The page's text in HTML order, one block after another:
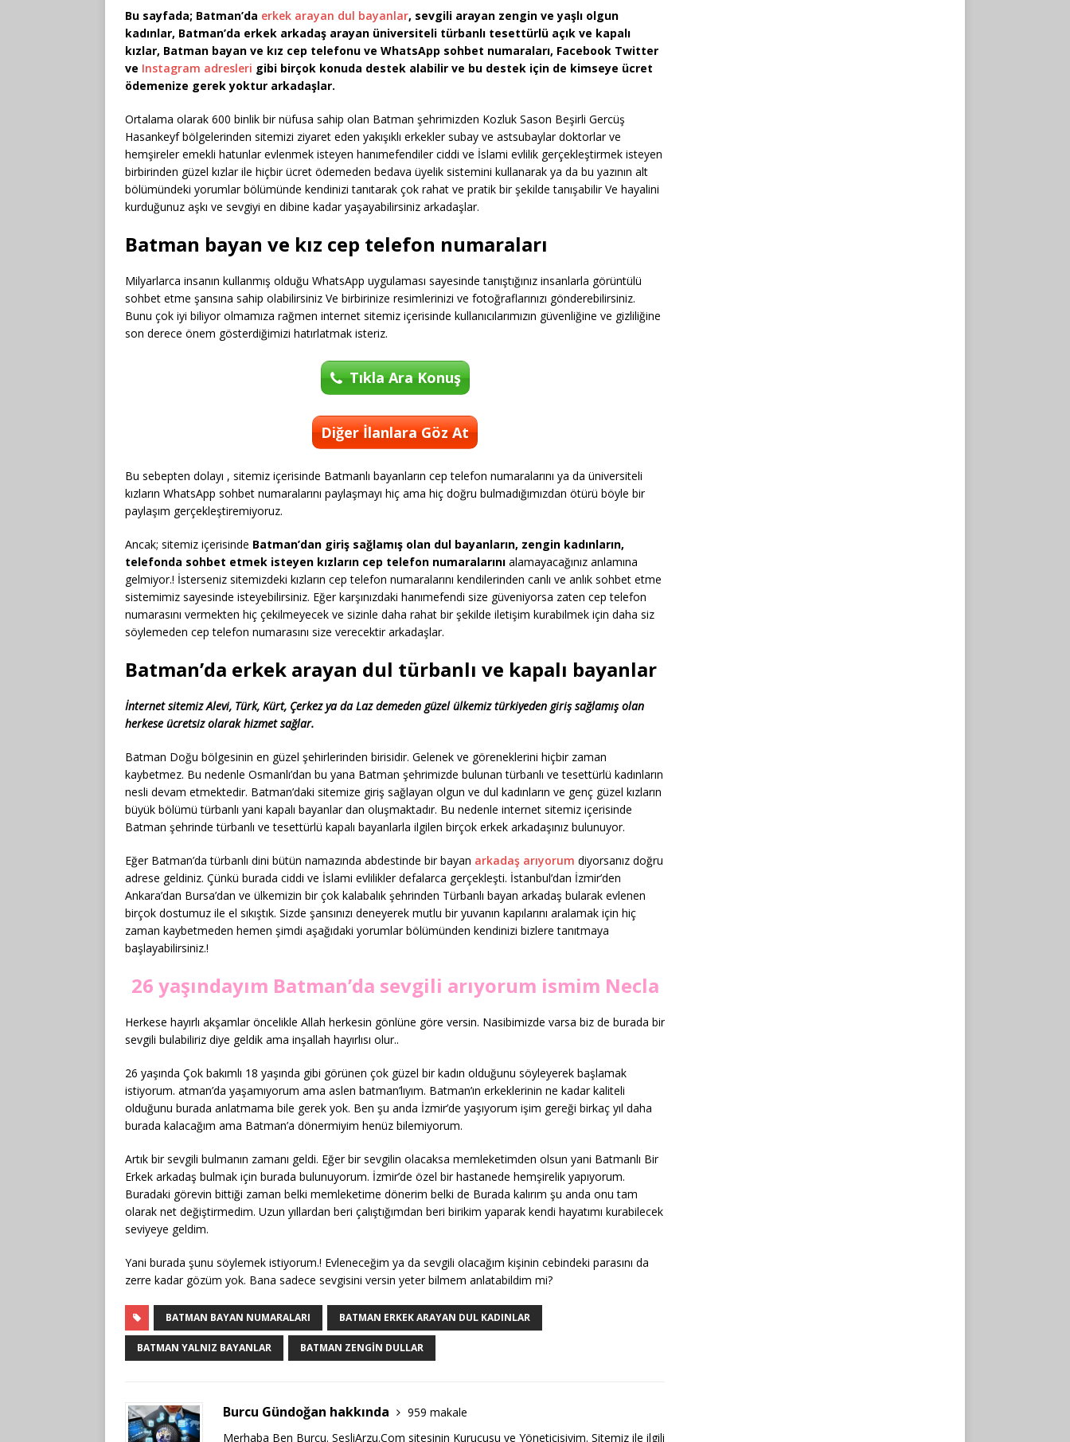
Bu sayfada; Batman’da erkek arayan dul bayanlar, sevgili arayan zengin ve yaşlı olgun
kadınlar, Batman’da erkek arkadaş arayan üniversiteli türbanlı tesettürlü açık ve kapalı
kızlar, Batman bayan ve kız cep telefonu ve WhatsApp sohbet numaraları, Facebook Twitter
ve Instagram adresleri gibi birçok konuda destek alabilir ve bu destek için de kimseye ücret
ödemenize gerek yoktur arkadaşlar.
Ortalama olarak 600 binlik bir nüfusa sahip olan Batman şehrimizden Kozluk Sason Beşirli Gercüş
Hasankeyf bölgelerinden sitemizi ziyaret eden yakışıklı erkekler subay ve astsubaylar doktorlar ve
hemşireler emekli hatunlar evlenmek isteyen hanımefendiler ciddi ve İslami evlilik gerçekleştirmek isteyen
birbirinden güzel kızlar ile hiçbir ücret ödemeden bedava üyelik sistemini kullanarak ya da bu yazının alt
bölümündeki yorumlar bölümünde kendinizi tanıtarak çok rahat ve pratik bir şekilde tanışabilir Ve hayalini
kurduğunuz aşkı ve sevgiyi en dibine kadar yaşayabilirsiniz arkadaşlar.
Batman bayan ve kız cep telefon numaraları
Milyarlarca insanın kullanmış olduğu WhatsApp uygulaması sayesinde tanıştığınız insanlarla görüntülü
sohbet etme şansına sahip olabilirsiniz Ve birbirinize resimlerinizi ve fotoğraflarınızı gönderebilirsiniz.
Bunu çok iyi biliyor olmamıza rağmen internet sitemiz içerisinde kullanıcılarımızın güvenliğine ve gizliliğine
son derece önem gösterdiğimizi hatırlatmak isteriz.
Tıkla Ara Konuş
Diğer İlanlara Göz At
Bu sebepten dolayı , sitemiz içerisinde Batmanlı bayanların cep telefon numaralarını ya da üniversiteli
kızların WhatsApp sohbet numaralarını paylaşmayı hiç ama hiç doğru bulmadığımızdan ötürü böyle bir
paylaşım gerçekleştiremiyoruz.
Ancak; sitemiz içerisinde Batman’dan giriş sağlamış olan dul bayanların, zengin kadınların,
telefonda sohbet etmek isteyen kızların cep telefon numaralarını alamayacağınız anlamına
gelmiyor.! İsterseniz sitemizdeki kızların cep telefon numaralarını kendilerinden canlı ve anlık sohbet etme
sistemimiz sayesinde isteyebilirsiniz. Eğer karşınızdaki hanımefendi size güveniyorsa zaten cep telefon
numarasını vermekten hiç çekilmeyecek ve sizinle daha rahat bir şekilde iletişim kurabilmek için daha siz
söylemeden cep telefon numarasını size verecektir arkadaşlar.
Batman’da erkek arayan dul türbanlı ve kapalı bayanlar
İnternet sitemiz Alevi, Türk, Kürt, Çerkez ya da Laz demeden güzel ülkemiz türkiyeden giriş sağlamış olan
herkese ücretsiz olarak hizmet sağlar.
Batman Doğu bölgesinin en güzel şehirlerinden birisidir. Gelenek ve göreneklerini hiçbir zaman
kaybetmez. Bu nedenle Osmanlı’dan bu yana Batman şehrimizde bulunan türbanlı ve tesettürlü kadınların
nesli devam etmektedir. Batman’daki sitemize giriş sağlayan olgun ve dul kadınların ve genç güzel kızların
büyük bölümü türbanlı yani kapalı bayanlar dan oluşmaktadır. Bu nedenle internet sitemiz içerisinde
Batman şehrinde türbanlı ve tesettürlü kapalı bayanlarla ilgilen birçok erkek arkadaşınız bulunuyor.
Eğer Batman’da türbanlı dini bütün namazında abdestinde bir bayan arkadaş arıyorum diyorsanız doğru
adrese geldiniz. Çünkü burada ciddi ve İslami evlilikler defalarca gerçekleşti. İstanbul’dan İzmir’den
Ankara’dan Bursa’dan ve ülkemizin bir çok kalabalık şehrinden Türbanlı bayan arkadaş bularak evlenen
birçok dostumuz ile el sıkıştık. Sizde şansınızı deneyerek mutlu bir yuvanın kapılarını aralamak için hiç
zaman kaybetmeden hemen şimdi aşağıdaki yorumlar bölümünden kendinizi bizlere tanıtmaya
başlayabilirsiniz.!
26 yaşındayım Batman’da sevgili arıyorum ismim Necla
Herkese hayırlı akşamlar öncelikle Allah herkesin gönlüne göre versin. Nasibimizde varsa biz de burada bir
sevgili bulabiliriz diye geldik ama inşallah hayırlısı olur..
26 yaşında Çok bakımlı 18 yaşında gibi görünen çok güzel bir kadın olduğunu söyleyerek başlamak
istiyorum. atman’da yaşamıyorum ama aslen batman’lıyım. Batman’ın erkeklerinin ne kadar kaliteli
olduğunu burada anlatmama bile gerek yok. Ben şu anda İzmir’de yaşıyorum işim gereği birkaç yıl daha
burada kalacağım ama Batman’a dönermiyim henüz bilemiyorum.
Artık bir sevgili bulmanın zamanı geldi. Eğer bir sevgilin olacaksa memleketimden olsun yani Batmanlı Bir
Erkek arkadaş bulmak için burada bulunuyorum. İzmir’de özel bir hastanede hemşirelik yapıyorum.
Buradaki görevin bittiği zaman belki memleketime dönerim belki de Burada kalırım şu anda onu tam
olarak net değiştirmedim. Uzun yıllardan beri çalıştığımdan beri birikim yaparak kendi hayatımı kurabilecek
seviyeye geldim.
Yani burada şunu söylemek istiyorum.! Evleneceğim ya da sevgili olacağım kişinin cebindeki parasını da
zerre kadar gözüm yok. Bana sadece sevgisini versin yeter bilmem anlatabildim mi?
BATMAN BAYAN NUMARALARI BATMAN ERKEK ARAYAN DUL KADINLAR
BATMAN YALNIZ BAYANLAR BATMAN ZENGIN DULLAR
Burcu Gündoğan hakkında
959 makale
Merhaba Ben Burcu. SesliArzu.Com sitesinin Kurucusu ve Yöneticisiyim. Sitemiz ile ilgili